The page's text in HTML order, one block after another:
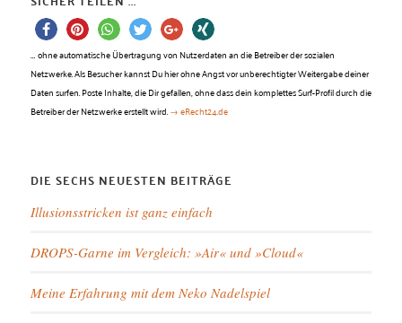
…ohne automatische Übertragung von Nutzerdaten an die Betreiber der sozialen
Netzwerke. Als Besucher kannst Du hier ohne Angst vor unberechtigter Weitergabe deiner
Daten surfen. Poste Inhalte, die Dir gefallen, ohne dass dein komplettes Surf-Profil durch die
Betreiber der Netzwerke erstellt wird.→ eRecht24.de
DIE SECHS NEUESTEN BEITRÄGE
Illusionsstricken ist ganz einfach
DROPS-Garne im Vergleich: »Air« und »Cloud«
Meine Erfahrung mit dem Neko Nadelspiel